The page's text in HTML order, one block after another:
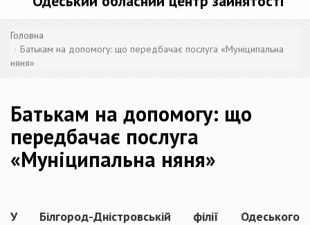
Головна
Батькам на допомогу: що передбачає послуга «Муніципальна
няня»
Батькам на допомогу: що
передбачає послуга
«Муніципальна няня»
У Білгород-Дністровській філії Одеського